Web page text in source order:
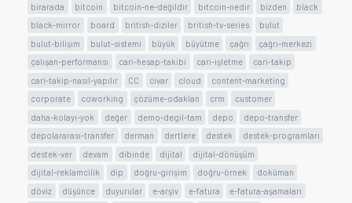
birarada
bitcoin bitcoin-ne-değildir bitcoin-nedir bizden
black
black-mirror
board british-diziler british-tv-series
bulut
bulut-bilişim
bulut-sistemi büyük büyütme çağrı
çağrı-merkezi
çalışan-performansı
cari-hesap-takibi cari-işletme
cari-takip
cari-takip-nasıl-yapılır
CC civar cloud
content-marketing
corporate
coworking çözüme-odaklan crm
customer
daha-kolayı-yok
değer demo-degil-tam depo
depo-transfer
depolararası-transfer
derman dertlere destek
destek-programları
destek-ver
devam dibinde dijital
dijital-dönüşüm
dijital-reklamcilik
dip doğru-girişim doğru-örnek
doküman
döviz
düşünce duyurular e-arşiv e-fatura
e-fatura-aşamaları